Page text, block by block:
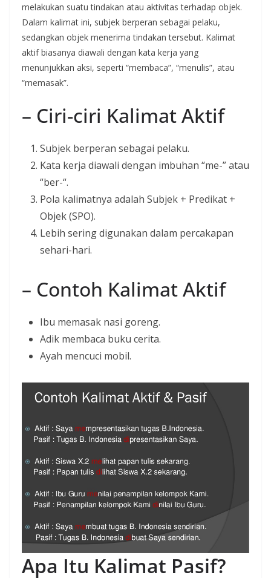
melakukan suatu tindakan atau aktivitas terhadap objek.
Dalam kalimat ini, subjek berperan sebagai pelaku,
sedangkan objek menerima tindakan tersebut. Kalimat
aktif biasanya diawali dengan kata kerja yang
menunjukkan aksi, seperti “membaca”, “menulis”, atau
“memasak”.
– Ciri-ciri Kalimat Aktif
Subjek berperan sebagai pelaku.
Kata kerja diawali dengan imbuhan “me-” atau
“ber-“.
Pola kalimatnya adalah Subjek + Predikat +
Objek (SPO).
Lebih sering digunakan dalam percakapan
sehari-hari.
– Contoh Kalimat Aktif
Ibu memasak nasi goreng.
Adik membaca buku cerita.
Ayah mencuci mobil.
Apa Itu Kalimat Pasif?